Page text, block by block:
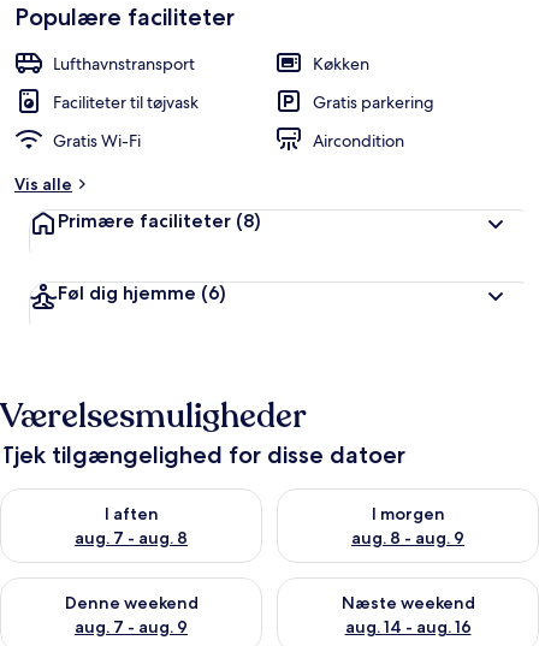
Populære faciliteter
Lufthavnstransport
Køkken
Faciliteter til tøjvask
Gratis parkering
Gratis Wi-Fi
Aircondition
Vis alle
Primære faciliteter (8)
Føl dig hjemme (6)
Værelsesmuligheder
Tjek tilgængelighed for disse datoer
I aften
aug. 7 - aug. 8
Tjek tilgængelighed for i aften aug. 7 - aug. 8
I morgen
aug. 8 - aug. 9
Tjek tilgængelighed for i
Denne weekend
aug. 7 - aug. 9
Tjek tilgængelighed for denne weekend aug. 7 - aug. 9
Næste weekend
aug. 14 - aug. 16
Tjek tilgængelighed for næste